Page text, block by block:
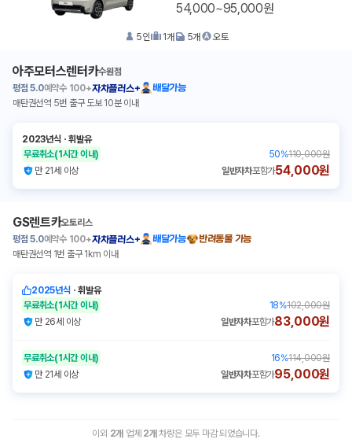
54,000~95,000원
5인 1개 5개 오토
아주모터스렌터카수원점
평점 5.0예약수 100+자차플러스+
배달가능
매탄권선역 5번 출구 도보 10분 이내
2023년식 ㆍ휘발유
무료취소(1시간 이내) 50%110,000원
만 21세 이상
일반자차포함가54,000원
GS렌트카오토리스
평점 5.0예약수 100+자차플러스+ 배달가능
반려동물 가능
매탄권선역 1번 출구 1km 이내
2025년식 ㆍ휘발유
무료취소(1시간 이내) 18%102,000원
만 26세 이상
일반자차포함가83,000원
무료취소(1시간 이내) 16%114,000원
만 21세 이상
일반자차포함가95,000원
이외 2개 업체 2개 차량은 모두 마감 되었습니다.